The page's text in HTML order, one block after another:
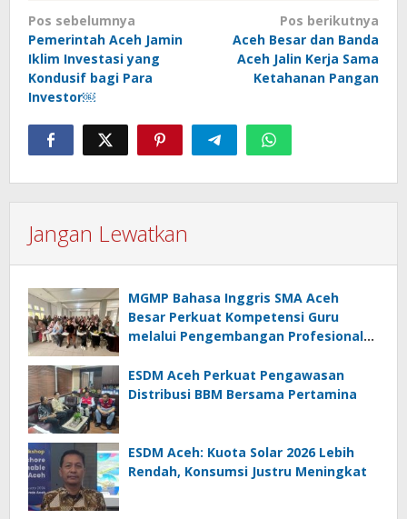
Navigasi
pos
Pos sebelumnya
Pemerintah Aceh Jamin
Iklim Investasi yang
Kondusif bagi Para
Investor￼
Pos berikutnya
Aceh Besar dan Banda
Aceh Jalin Kerja Sama
Ketahanan Pangan
Jangan Lewatkan
MGMP Bahasa Inggris SMA Aceh
Besar Perkuat Kompetensi Guru
melalui Pengembangan Profesional
ESDM Aceh Perkuat Pengawasan
Distribusi BBM Bersama Pertamina
ESDM Aceh: Kuota Solar 2026 Lebih
Rendah, Konsumsi Justru Meningkat